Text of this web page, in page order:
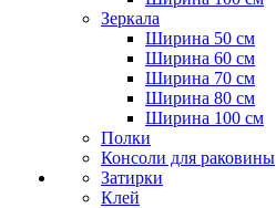
Зеркала
Ширина 50 см
Ширина 60 см
Ширина 70 см
Ширина 80 см
Ширина 100 см
Полки
Консоли для раковины
Затирки
Клей